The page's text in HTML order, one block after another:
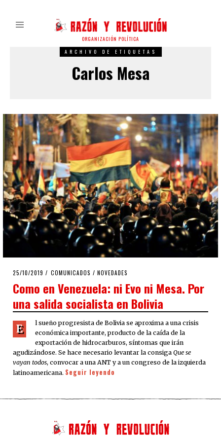
ORGANIZACIÓN POLÍTICA
ARCHIVO DE ETIQUETAS
Carlos Mesa
POSTED
25/10/2019 25/10/2019
COMUNICADOS / NOVEDADES
Como en Venezuela: ni Evo ni Mesa. Por
una salida socialista en Bolivia
E
l sueño progresista de Bolivia se aproxima a una crisis
económica importante, producto de la caída de la
exportación de hidrocarburos, síntomas que irán
agudizándose. Se hace necesario levantar la consiga Que se
vayan todos, convocar a una ANT y a un congreso de la izquierda
latinoamericana. Seguir leyendo